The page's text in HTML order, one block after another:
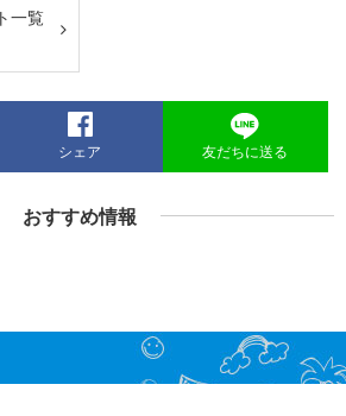
一覧
シェア 友だちに送る
おすすめ情報